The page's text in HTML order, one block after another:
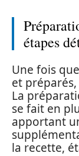
étapes
Une fois
et préparés,
La
se fait en
apportant
la recette,